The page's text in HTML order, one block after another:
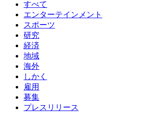
すべて
エンターテインメント
スポーツ
研究
経済
地域
海外
しかく
雇用
募集
プレスリリース